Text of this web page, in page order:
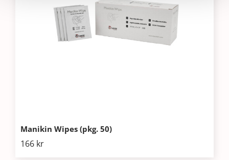
Manikin Wipes (pkg. 50)
166 kr